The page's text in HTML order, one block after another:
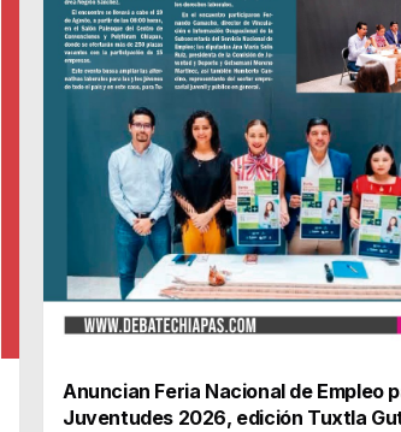
Anuncian Feria Nacional de Empleo
Juventudes 2026, edición Tuxtla